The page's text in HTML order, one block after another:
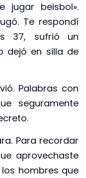
jugar beisbol».
Te respondí
37, sufrió un
dejó en silla de
Palabras con
seguramente
Para recordar
aprovechaste
hombres que